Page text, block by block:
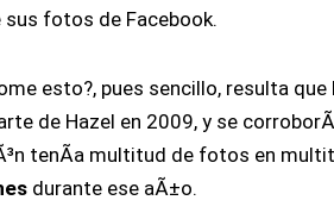
sus fotos de Facebook.
esto?, pues sencillo, resulta
de Hazel en 2009, y se
tenÃ­a multitud de fotos en
durante ese aÃ±o.